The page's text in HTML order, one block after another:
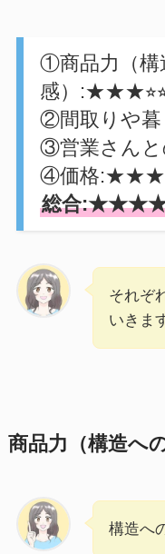
①商品力（構
感）
②間取りや
③営業さん
④価格
総合
それぞ
いきま
商品力（構造へ
構造へ